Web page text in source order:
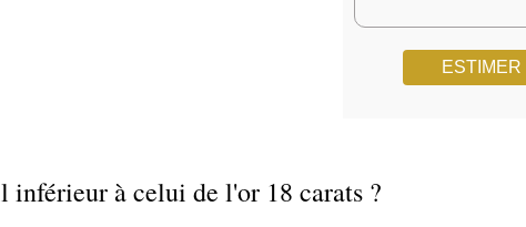
à celui de l'or 18 carats ?